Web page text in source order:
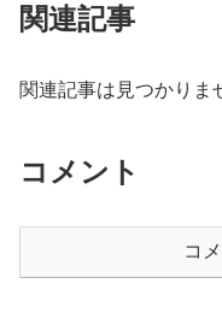
関連記事
関連記事は見つかりま
コメント
コ